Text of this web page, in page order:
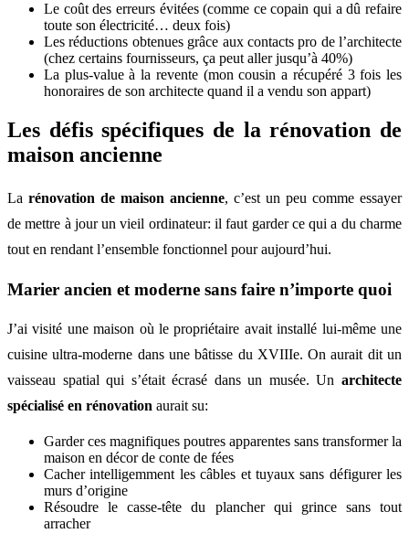
Le coût des erreurs évitées (comme ce copain qui a dû refaire
toute son électricité… deux fois)
Les réductions obtenues grâce aux contacts pro de l’architecte
(chez certains fournisseurs, ça peut aller jusqu’à 40%)
La plus-value à la revente (mon cousin a récupéré 3 fois les
honoraires de son architecte quand il a vendu son appart)
Les défis spécifiques de la rénovation de
maison ancienne
La rénovation de maison ancienne, c’est un peu comme essayer
de mettre à jour un vieil ordinateur: il faut garder ce qui a du charme
tout en rendant l’ensemble fonctionnel pour aujourd’hui.
Marier ancien et moderne sans faire n’importe quoi
J’ai visité une maison où le propriétaire avait installé lui-même une
cuisine ultra-moderne dans une bâtisse du XVIIIe. On aurait dit un
vaisseau spatial qui s’était écrasé dans un musée. Un architecte
spécialisé en rénovation aurait su:
Garder ces magnifiques poutres apparentes sans transformer la
maison en décor de conte de fées
Cacher intelligemment les câbles et tuyaux sans défigurer les
murs d’origine
Résoudre le casse-tête du plancher qui grince sans tout
arracher